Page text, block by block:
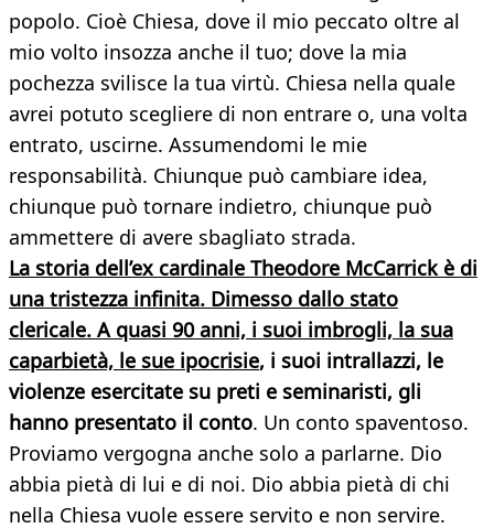
popolo. Cioè Chiesa, dove il mio peccato oltre al
mio volto insozza anche il tuo; dove la mia
pochezza svilisce la tua virtù. Chiesa nella quale
avrei potuto scegliere di non entrare o, una volta
entrato, uscirne. Assumendomi le mie
responsabilità. Chiunque può cambiare idea,
chiunque può tornare indietro, chiunque può
ammettere di avere sbagliato strada.
La storia dell’ex cardinale Theodore McCarrick è di
una tristezza infinita. Dimesso dallo stato
clericale. A quasi 90 anni, i suoi imbrogli, la sua
caparbietà, le sue ipocrisie, i suoi intrallazzi, le
violenze esercitate su preti e seminaristi, gli
hanno presentato il conto. Un conto spaventoso.
Proviamo vergogna anche solo a parlarne. Dio
abbia pietà di lui e di noi. Dio abbia pietà di chi
nella Chiesa vuole essere servito e non servire.